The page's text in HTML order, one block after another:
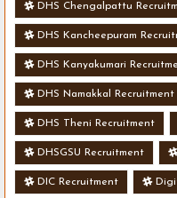
DHS Chengalpattu
DHS Kancheepuram
DHS Kanyakumari
DHS Namakkal Recruitment
DHS Theni Recruitment
DHSGSU Recruitment
DIC Recruitment